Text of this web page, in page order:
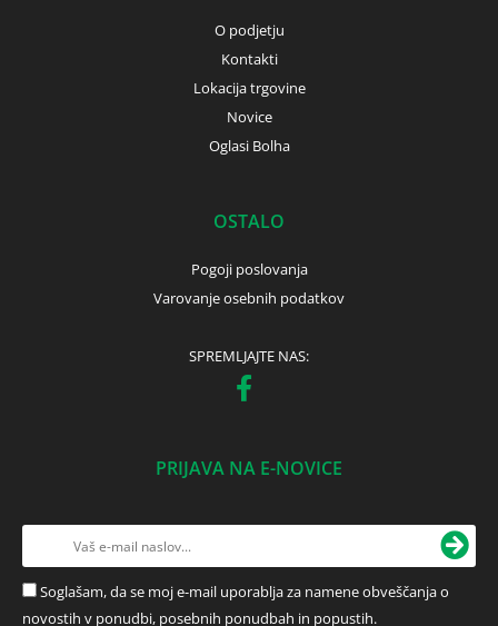
O podjetju
Kontakti
Lokacija trgovine
Novice
Oglasi Bolha
OSTALO
Pogoji poslovanja
Varovanje osebnih podatkov
SPREMLJAJTE NAS:
PRIJAVA NA E-NOVICE
Soglašam, da se moj e-mail uporablja za namene obveščanja o
novostih v ponudbi, posebnih ponudbah in popustih.